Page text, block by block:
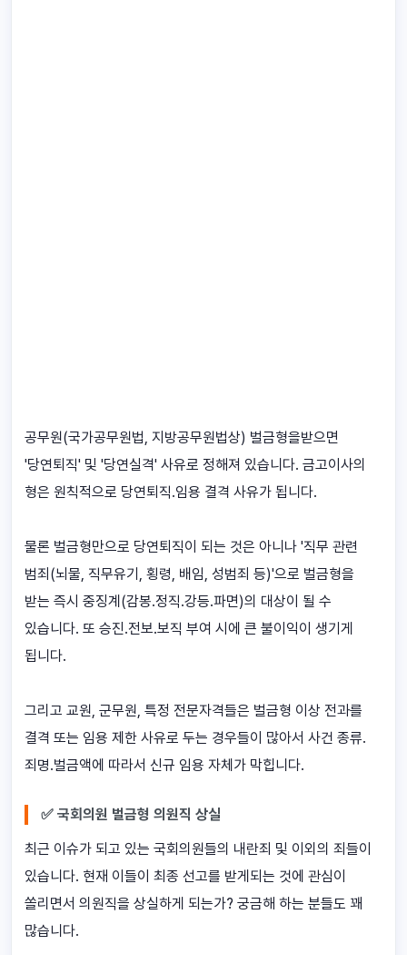
공무원(국가공무원법, 지방공무원법상) 벌금형을받으면
'당연퇴직' 및 '당연실격' 사유로 정해져 있습니다. 금고이사의
형은 원칙적으로 당연퇴직.임용 결격 사유가 됩니다.
물론 벌금형만으로 당연퇴직이 되는 것은 아니나 '직무 관련
범죄(뇌물, 직무유기, 횡령, 배임, 성범죄 등)'으로 벌금형을
받는 즉시 중징계(감봉.정직.강등.파면)의 대상이 될 수
있습니다. 또 승진.전보.보직 부여 시에 큰 불이익이 생기게
됩니다.
그리고 교원, 군무원, 특정 전문자격들은 벌금형 이상 전과를
결격 또는 임용 제한 사유로 두는 경우들이 많아서 사건 종류.
죄명.벌금액에 따라서 신규 임용 자체가 막힙니다.
✅ 국회의원 벌금형 의원직 상실
최근 이슈가 되고 있는 국회의원들의 내란죄 및 이외의 죄들이
있습니다. 현재 이들이 최종 선고를 받게되는 것에 관심이
쏠리면서 의원직을 상실하게 되는가? 궁금해 하는 분들도 꽤
많습니다.